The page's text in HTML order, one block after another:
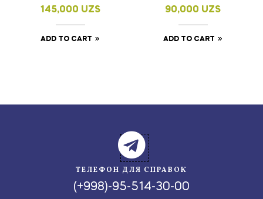
145,000 UZS
ADD TO CART
90,000 UZS
ADD TO CART
ТЕЛЕФОН ДЛЯ СПРАВОК
(+998)-95-514-30-00